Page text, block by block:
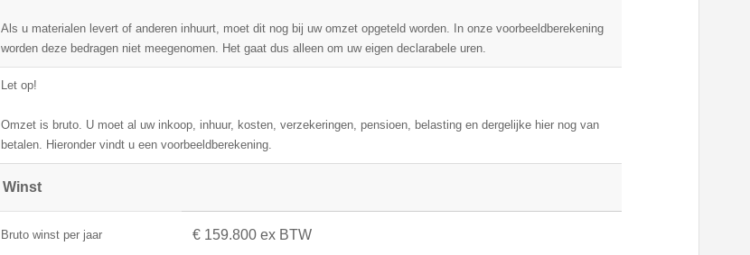
Als u materialen levert of anderen inhuurt, moet dit nog bij uw omzet opgeteld worden. In onze voorbeeldberekening
worden deze bedragen niet meegenomen. Het gaat dus alleen om uw eigen declarabele uren.
Let op!
Omzet is bruto. U moet al uw inkoop, inhuur, kosten, verzekeringen, pensioen, belasting en dergelijke hier nog van
betalen. Hieronder vindt u een voorbeeldberekening.
Winst
Bruto winst per jaar € 159.800 ex BTW